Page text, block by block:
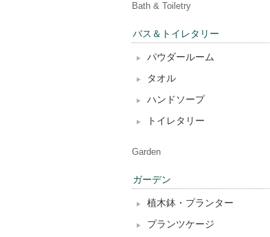
Bath & Toiletry
バス＆トイレタリー
パウダールーム
タオル
ハンドソープ
トイレタリー
Garden
ガーデン
植木鉢・プランター
プランツケージ